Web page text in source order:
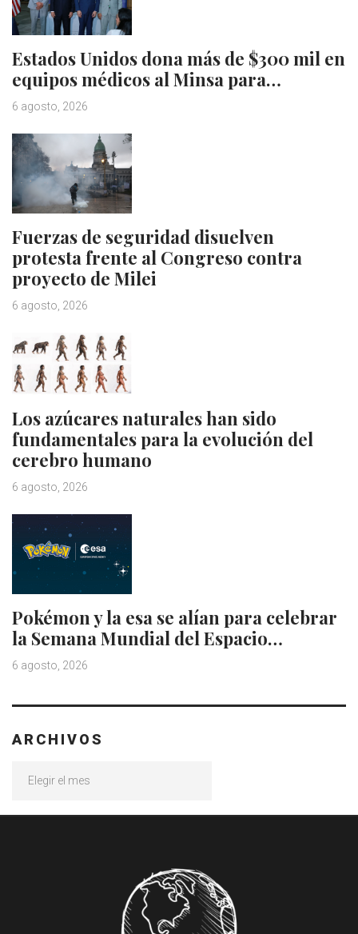
Estados Unidos dona más de $300 mil en
equipos médicos al Minsa para…
6 agosto, 2026
Fuerzas de seguridad disuelven
protesta frente al Congreso contra
proyecto de Milei
6 agosto, 2026
Los azúcares naturales han sido
fundamentales para la evolución del
cerebro humano
6 agosto, 2026
Pokémon y la esa se alían para celebrar
la Semana Mundial del Espacio…
6 agosto, 2026
ARCHIVOS